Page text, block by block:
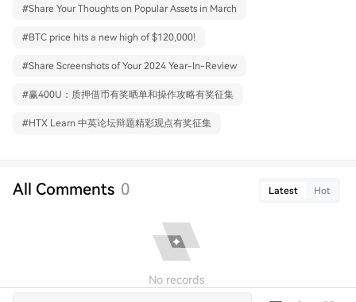
#Share Your Thoughts on Popular Assets in March
#BTC price hits a new high of $120,000!
#Share Screenshots of Your 2024 Year-In-Review
#赢400U：质押借币有奖晒单和操作攻略有奖征集
#HTX Learn 中英论坛辩题精彩观点有奖征集
All Comments 0 Latest Hot
No records